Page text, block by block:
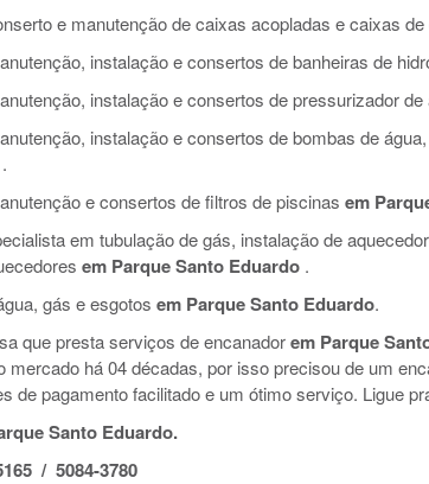
e manutenção de caixas acopladas e caixas
instalação e consertos de banheiras de
instalação e consertos de pressurizador de
instalação e consertos de bombas de
.
e consertos de filtros de piscinas em
em tubulação de gás, instalação de
em Parque Santo Eduardo .
gás e esgotos em Parque Santo Eduardo.
que presta serviços de encanadorem Parque
mercado há 04 décadas, por isso precisou de um
de pagamento facilitado e um ótimo serviço. Ligue
Santo Eduardo.
/ 5084-3780